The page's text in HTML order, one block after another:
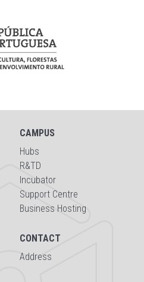
CAMPUS
Hubs
R&TD
Incubator
Support Centre
Business Hosting
CONTACT
Address